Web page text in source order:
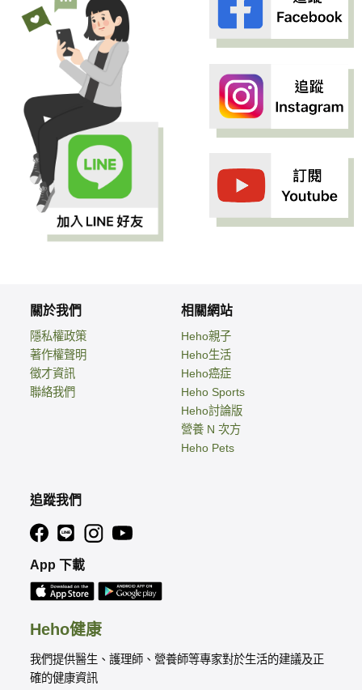
Heho健康
我們提供醫生、護理師、營養師等專家對於生活的建議及正
確的健康資訊
關於我們
隱私權政策
著作權聲明
徵才資訊
聯絡我們
相關網站
Heho親子
Heho生活
Heho癌症
Heho Sports
Heho討論版
營養 N 次方
Heho Pets
追蹤我們
App 下載